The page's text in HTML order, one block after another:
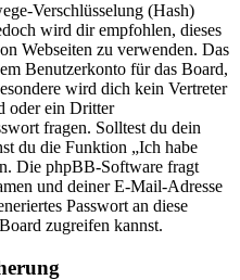
Verschlüsselung (Hash)
wird dir empfohlen, dieses
Webseiten zu verwenden. Das
Benutzerkonto für das Board,
wird dich kein Vertreter
oder ein Dritter
fragen. Solltest du dein
du die Funktion „Ich habe
Die phpBB-Software fragt
und deiner E-Mail-Adresse
Passwort an diese
zugreifen kannst.